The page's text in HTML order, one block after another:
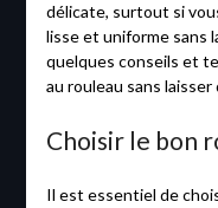
délicate, surtout si
lisse et uniforme sans
quelques conseils et
au rouleau sans laisser
Choisir le bon
Il est essentiel de